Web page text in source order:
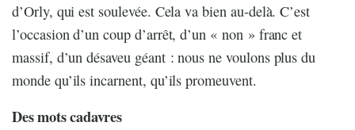
d’Orly, qui est soulevée. Cela va bien au-delà. C’est
l’occasion d’un coup d’arrêt, d’un « non » franc et
massif, d’un désaveu géant : nous ne voulons plus du
monde qu’ils incarnent, qu’ils promeuvent.
Des mots cadavres